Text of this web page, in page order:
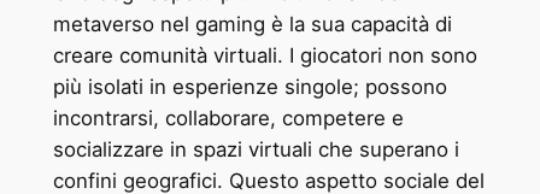
metaverso nel gaming è la sua capacità di
creare comunità virtuali. I giocatori non sono
più isolati in esperienze singole; possono
incontrarsi, collaborare, competere e
socializzare in spazi virtuali che superano i
confini geografici. Questo aspetto sociale del